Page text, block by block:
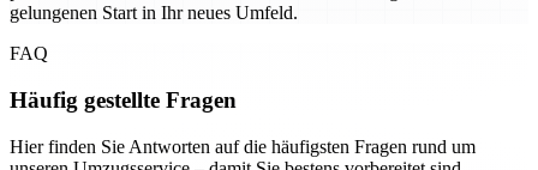
gelungenen Start in Ihr neues Umfeld.
FAQ
Häufig gestellte Fragen
Hier finden Sie Antworten auf die häufigsten Fragen rund um